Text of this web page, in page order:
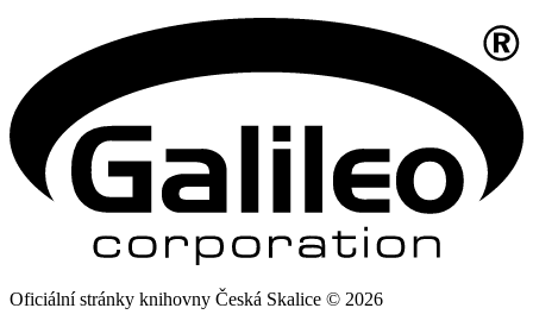
Oficiální stránky knihovny Česká Skalice © 2026